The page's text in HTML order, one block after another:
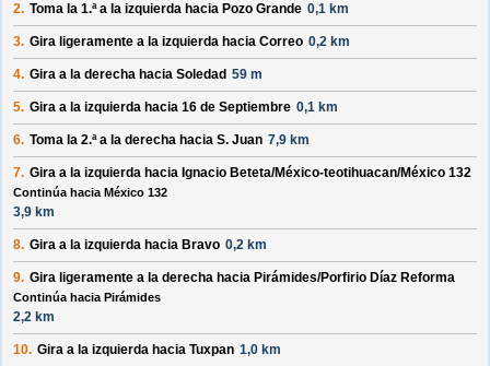
2. Toma la 1.ª a la izquierda hacia Pozo Grande 0,1 km
3. Gira ligeramente a la izquierda hacia Correo 0,2 km
4. Gira a la derecha hacia Soledad 59 m
5. Gira a la izquierda hacia 16 de Septiembre 0,1 km
6. Toma la 2.ª a la derecha hacia S. Juan 7,9 km
7. Gira a la izquierda hacia Ignacio Beteta/México-teotihuacan/México 132
Continúa hacia México 132
3,9 km
8. Gira a la izquierda hacia Bravo 0,2 km
9. Gira ligeramente a la derecha hacia Pirámides/Porfirio Díaz Reforma
Continúa hacia Pirámides
2,2 km
10. Gira a la izquierda hacia Tuxpan 1,0 km